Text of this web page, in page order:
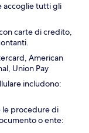
accoglie tutti gli
carte di credito,
American
Union Pay
includono:
le procedure di
o ente: